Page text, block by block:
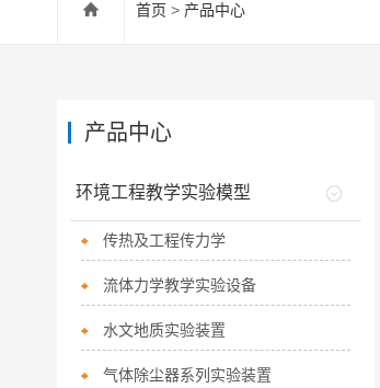
首页 > 产品中心
产品中心
环境工程教学实验模型
传热及工程传力学
流体力学教学实验设备
水文地质实验装置
气体除尘器系列实验装置